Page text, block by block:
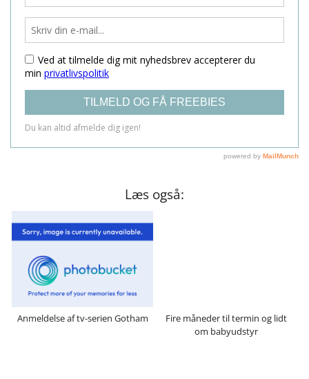
Læs også:
Anmeldelse af tv-serien Gotham
Fire måneder til termin og lidt
om babyudstyr